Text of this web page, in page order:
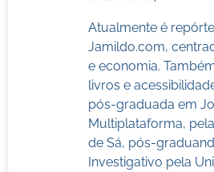
Atualmente é
Jamildo.com,
e economia.
livros e
pós-graduada em
Multiplataforma,
de Sá, pós-
Investigativo pela